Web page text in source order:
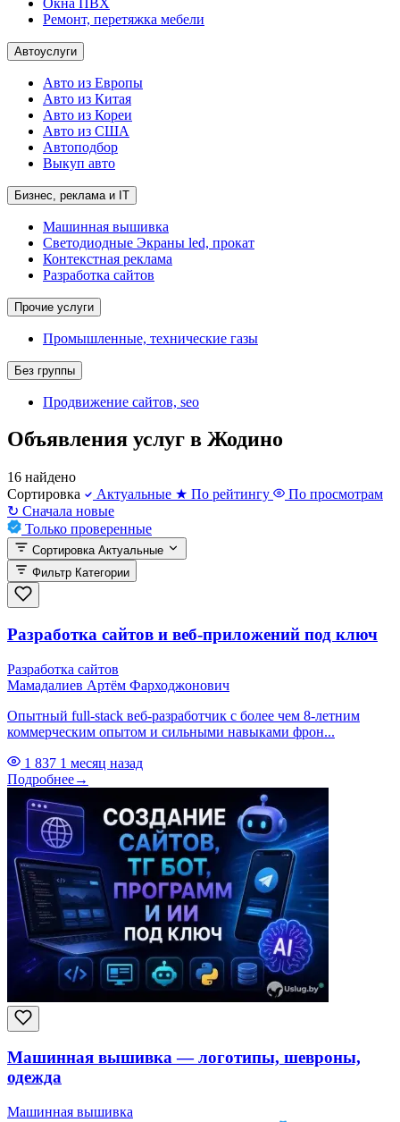
Ремонт, перетяжка мебели
Автоуслуги
Авто из Европы
Авто из Китая
Авто из Кореи
Авто из США
Автоподбор
Выкуп авто
Бизнес, реклама и IT
Машинная вышивка
Светодиодные Экраны led, прокат
Контекстная реклама
Разработка сайтов
Прочие услуги
Промышленные, технические газы
Без группы
Продвижение сайтов, seo
Объявления услуг в Жодино
16 найдено
Сортировка
Актуальные ★ По рейтингу
По просмотрам
↻ Сначала новые
Только проверенные
Сортировка Актуальные
Фильтр Категории
Разработка сайтов и веб-приложений под ключ
Разработка сайтов
Мамадалиев Артём Фарходжонович
Опытный full-stack веб-разработчик с более чем 8-летним
коммерческим опытом и сильными навыками фрон...
1 837 1 месяц назад
Подробнее→
Машинная вышивка — логотипы, шевроны,
одежда
Машинная вышивка